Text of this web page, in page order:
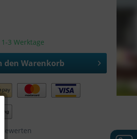
3 Werktage
den Warenkorb
Bewerten